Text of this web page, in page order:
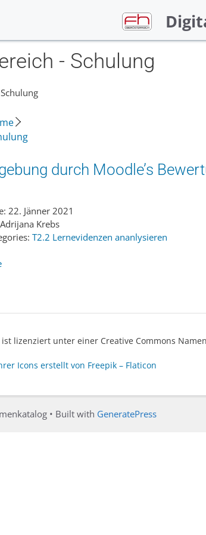
- Schulung
durch Moodle’s
22. Jänner 2021
Adrijana Krebs
T2.2 Lernevidenzen ananlysieren
ist lizenziert unter einer Creative Commons
Icons erstellt von Freepik – Flaticon
• Built with GeneratePress